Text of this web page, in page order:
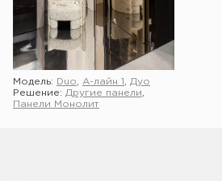
Модель: Duo А-лайн 1
Дуо
Решение: Другие панели
Панели Монолит